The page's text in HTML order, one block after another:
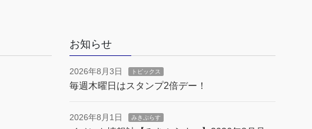
お知らせ
2026年8月3日 トピックス
毎週木曜日はスタンプ2倍デー！
2026年8月1日 みきぷらす